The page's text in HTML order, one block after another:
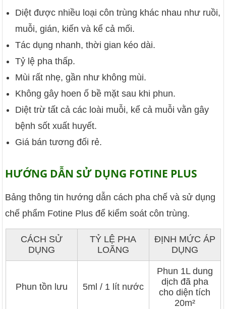
Diệt được nhiều loại côn trùng khác nhau như ruồi,
muỗi, gián, kiến và kể cả mối.
Tác dụng nhanh, thời gian kéo dài.
Tỷ lệ pha thấp.
Mùi rất nhẹ, gần như không mùi.
Không gây hoen ố bề mặt sau khi phun.
Diệt trừ tất cả các loài muỗi, kể cả muỗi vằn gây
bệnh sốt xuất huyết.
Giá bán tương đối rẻ.
HƯỚNG DẪN SỬ DỤNG FOTINE PLUS
Bảng thông tin hướng dẫn cách pha chế và sử dụng
chế phẩm Fotine Plus để kiểm soát côn trùng.
CÁCH SỬ
DỤNG
TỶ LỆ PHA
LOÃNG
ĐỊNH MỨC ÁP
DỤNG
Phun tồn lưu 5ml / 1 lít nước
Phun 1L dung
dịch đã pha
cho diện tích
20m²